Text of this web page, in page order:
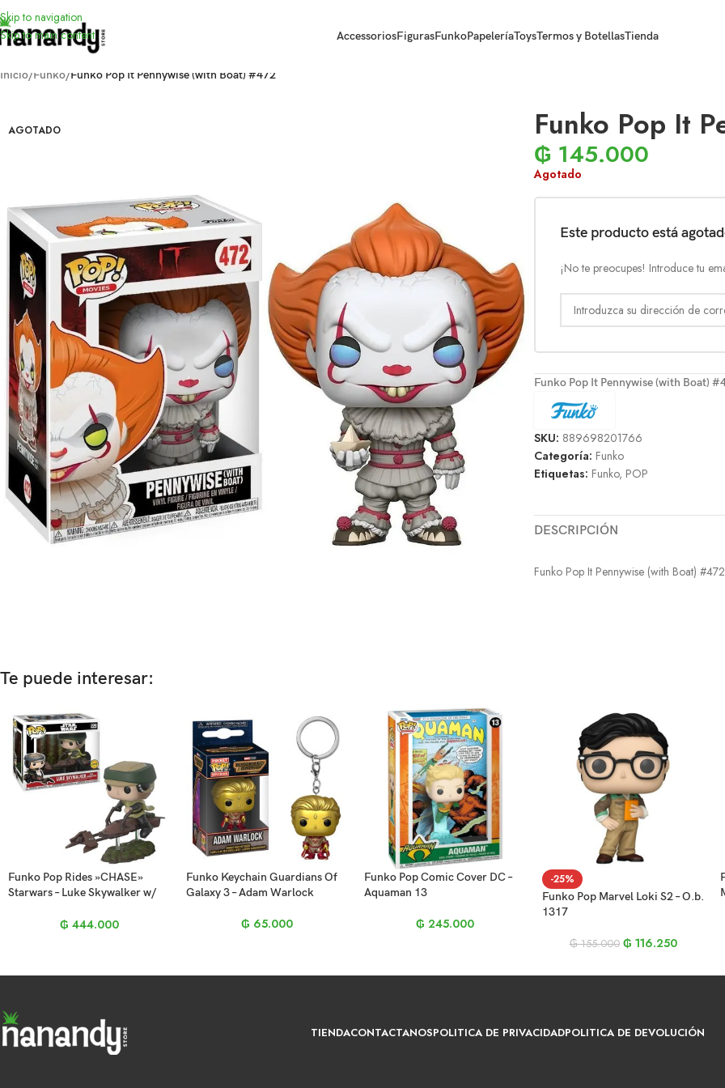
Skip to navigation
Skip to main content
AccessoriosFigurasFunkoPapeleríaToysTermos y BotellasTienda
Inicio/Funko/Funko Pop It Pennywise (with Boat) #472
AGOTADO Funko Pop It
₲ 145.000
Agotado
Este producto está
¡No te preocupes! Introduce tu
Funko Pop It Pennywise (with Boat)
SKU: 889698201766
Categoría: Funko
Etiquetas: Funko, POP
DESCRIPCIÓN
Funko Pop It Pennywise (with Boat) #472
Te puede interesar:
Funko Pop Rides »CHASE»
Starwars – Luke Skywalker w/
₲ 444.000
Funko Keychain Guardians Of
Galaxy 3 – Adam Warlock
₲ 65.000
Funko Pop Comic Cover DC –
Aquaman 13
₲ 245.000
-25%
Funko Pop Marvel Loki S2 – O.b.
1317
₲155.000 ₲ 116.250
TIENDACONTACTANOSPOLITICA DE PRIVACIDADPOLITICA DE DEVOLUCIÓN